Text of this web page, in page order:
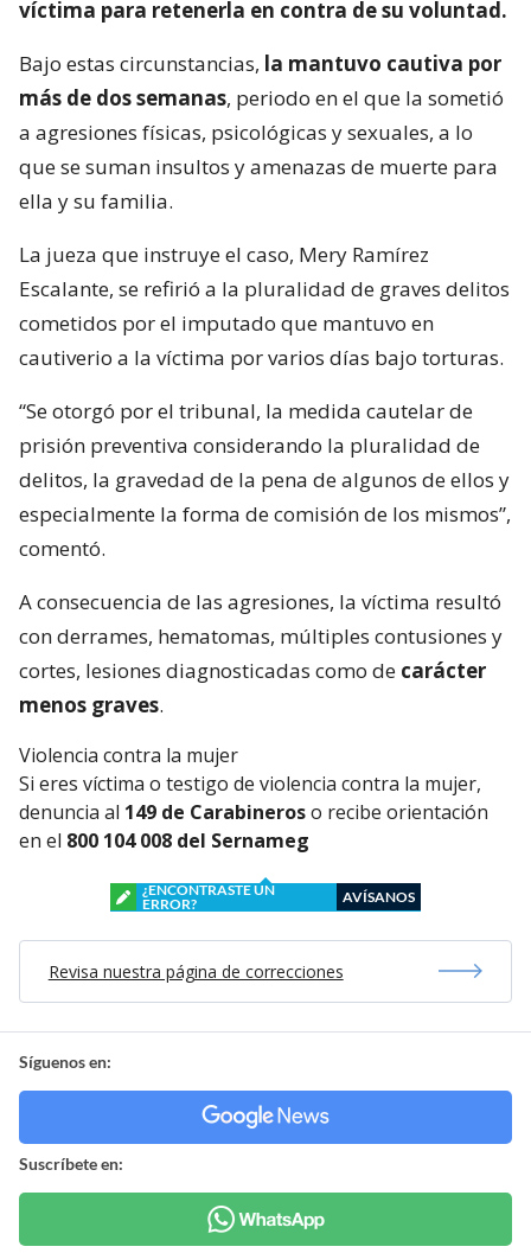
víctima para retenerla en contra de su voluntad.
Bajo estas circunstancias, la mantuvo cautiva por
más de dos semanas, periodo en el que la sometió
a agresiones físicas, psicológicas y sexuales, a lo
que se suman insultos y amenazas de muerte para
ella y su familia.
La jueza que instruye el caso, Mery Ramírez
Escalante, se refirió a la pluralidad de graves delitos
cometidos por el imputado que mantuvo en
cautiverio a la víctima por varios días bajo torturas.
“Se otorgó por el tribunal, la medida cautelar de
prisión preventiva considerando la pluralidad de
delitos, la gravedad de la pena de algunos de ellos y
especialmente la forma de comisión de los mismos”,
comentó.
A consecuencia de las agresiones, la víctima resultó
con derrames, hematomas, múltiples contusiones y
cortes, lesiones diagnosticadas como de carácter
menos graves.
Violencia contra la mujer
Si eres víctima o testigo de violencia contra la mujer,
denuncia al 149 de Carabineroso recibe orientación
en el 800 104 008 del Sernameg
¿ENCONTRASTE UN
ERROR?
AVÍSANOS
Revisa nuestra página de correcciones
Síguenos en:
Suscríbete en: